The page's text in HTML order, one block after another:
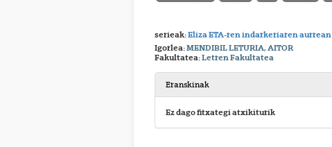
serieak:Eliza ETA-ren indarkeriaren aurrean
Igorlea:MENDIBIL LETURIA, AITOR
Fakultatea:Letren Fakultatea
Eranskinak
Ez dago fitxategi atxikiturik